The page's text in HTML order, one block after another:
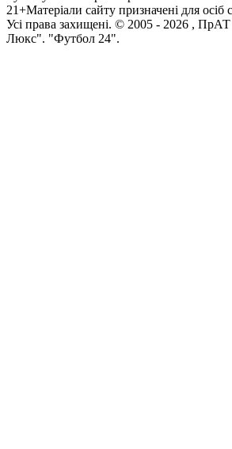
21+Матеріали сайту призначені для осіб
Усi права захищенi. © 2005 - 2026 , ПрАТ
Люкс". "Футбол 24".